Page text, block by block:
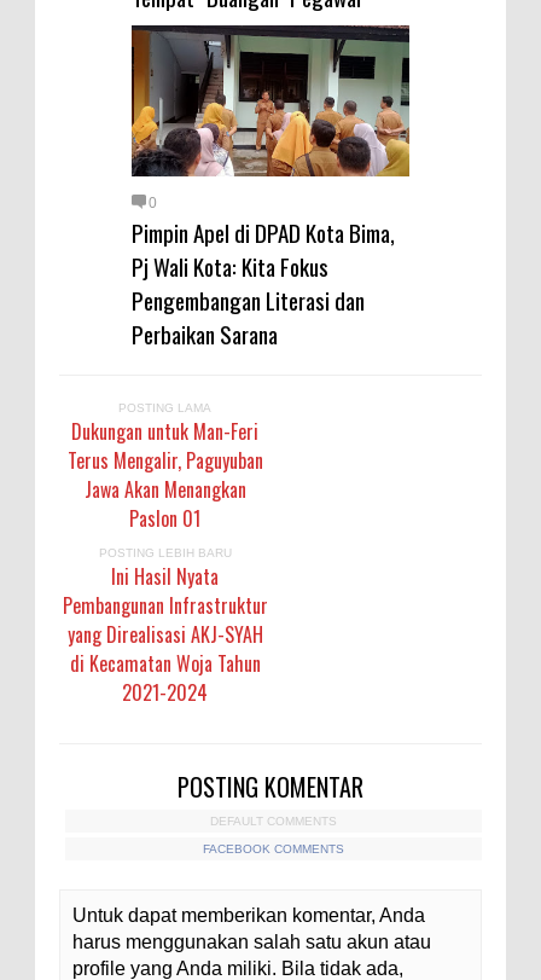
0
Pimpin Apel di DPAD Kota Bima,
Pj Wali Kota: Kita Fokus
Pengembangan Literasi dan
Perbaikan Sarana
POSTING LAMA
Dukungan untuk Man-Feri
Terus Mengalir, Paguyuban
Jawa Akan Menangkan
Paslon 01
POSTING LEBIH BARU
Ini Hasil Nyata
Pembangunan Infrastruktur
yang Direalisasi AKJ-SYAH
di Kecamatan Woja Tahun
2021-2024
POSTING KOMENTAR
DEFAULT COMMENTS
FACEBOOK COMMENTS
Untuk dapat memberikan komentar, Anda
harus menggunakan salah satu akun atau
profile yang Anda miliki. Bila tidak ada,